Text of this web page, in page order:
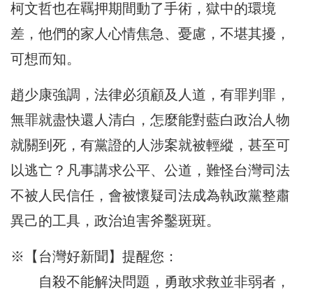
柯文哲也在羈押期間動了手術，獄中的環境
差，他們的家人心情焦急、憂慮，不堪其擾，
可想而知。
趙少康強調，法律必須顧及人道，有罪判罪，
無罪就盡快還人清白，怎麼能對藍白政治人物
就關到死，有黨證的人涉案就被輕縱，甚至可
以逃亡？凡事講求公平、公道，難怪台灣司法
不被人民信任，會被懷疑司法成為執政黨整肅
異己的工具，政治迫害斧鑿斑斑。
※【台灣好新聞】提醒您：
自殺不能解決問題，勇敢求救並非弱者，